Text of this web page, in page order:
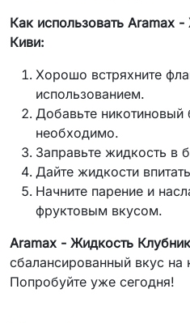
Как использовать Aramax
Киви:
Хорошо встряхните
использованием.
Добавьте никотиновый
необходимо.
Заправьте жидкость в
Дайте жидкости
Начните парение и
фруктовым вкусом.
Aramax - Жидкость
сбалансированный вкус
Попробуйте уже сегодня!